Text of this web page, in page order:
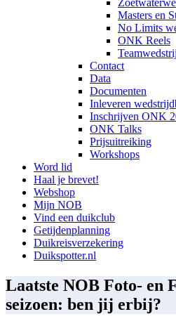
Masters en
No Limits
ONK Reels
Contact
Data
Documenten
Inleveren
Inschrijven ONK
ONK Talks
Prijsuitreiking
Workshops
Word lid
Haal je brevet!
Webshop
Mijn NOB
Vind een duikclub
Getijdenplanning
Duikreisverzekering
Duikspotter.nl
Laatste NOB Foto- en
seizoen: ben jij erbij?